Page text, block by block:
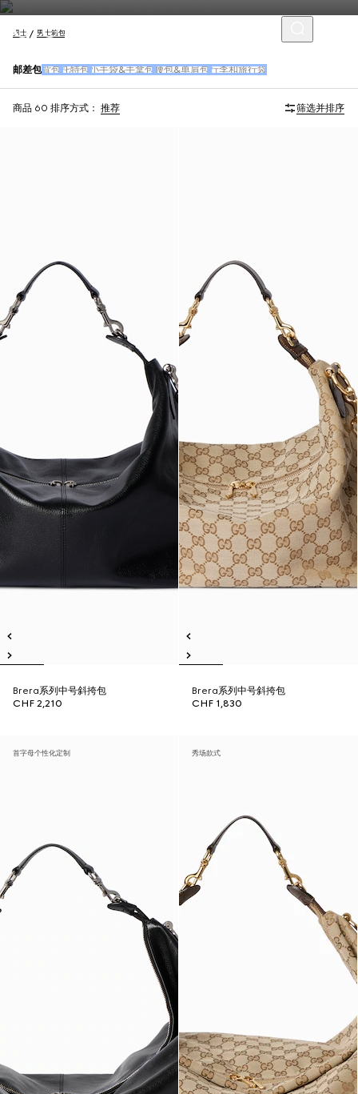
男士 男士箱包
邮差包背包 托特包 小手袋&手拿包 腰包&单肩包 行李和旅行袋
商品 60 排序方式： 推荐 筛选并排序
Brera系列中号斜挎包
CHF 2,210
Brera系列中号斜挎包
CHF 1,830
首字母个性化定制 秀场款式